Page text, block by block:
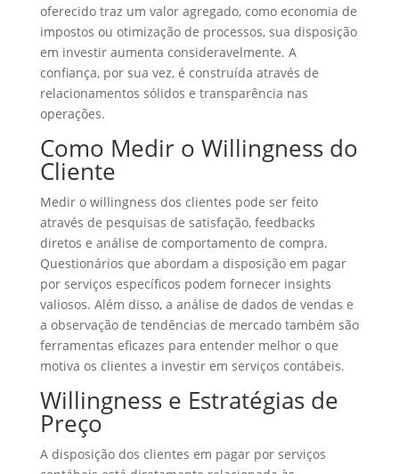
oferecido traz um valor agregado, como economia de
impostos ou otimização de processos, sua disposição
em investir aumenta consideravelmente. A
confiança, por sua vez, é construída através de
relacionamentos sólidos e transparência nas
operações.
Como Medir o Willingness do
Cliente
Medir o willingness dos clientes pode ser feito
através de pesquisas de satisfação, feedbacks
diretos e análise de comportamento de compra.
Questionários que abordam a disposição em pagar
por serviços específicos podem fornecer insights
valiosos. Além disso, a análise de dados de vendas e
a observação de tendências de mercado também são
ferramentas eficazes para entender melhor o que
motiva os clientes a investir em serviços contábeis.
Willingness e Estratégias de
Preço
A disposição dos clientes em pagar por serviços